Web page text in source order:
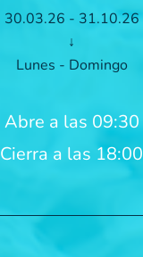
30.03.26 - 31.10.26
↓
Lunes - Domingo
Abre a las 09:30
Cierra a las 18:00